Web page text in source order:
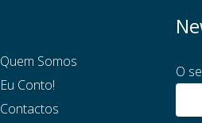
Quem Somos
Eu Conto!
Contactos
O